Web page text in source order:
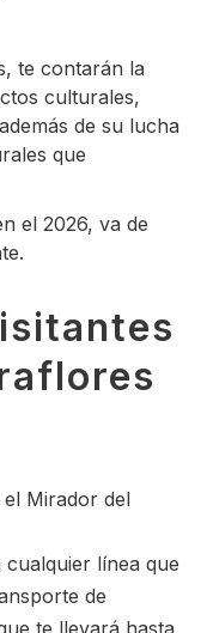
te contarán la
culturales,
de su lucha
que
el 2026, va de
Mirador del
línea que
de
te llevará hasta